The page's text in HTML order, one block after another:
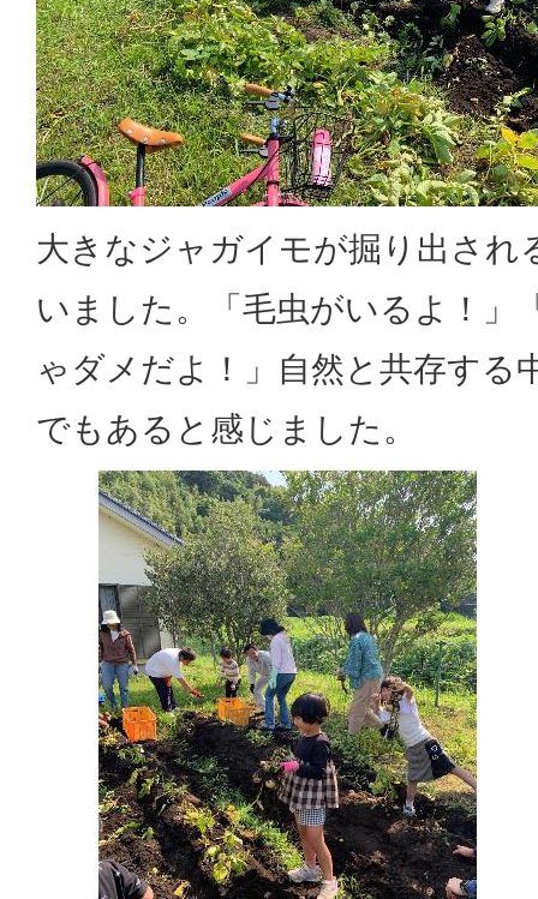
大きなジャガイモが掘り出され
いました。「毛虫がいるよ！」
ゃダメだよ！」自然と共存する
でもあると感じました。